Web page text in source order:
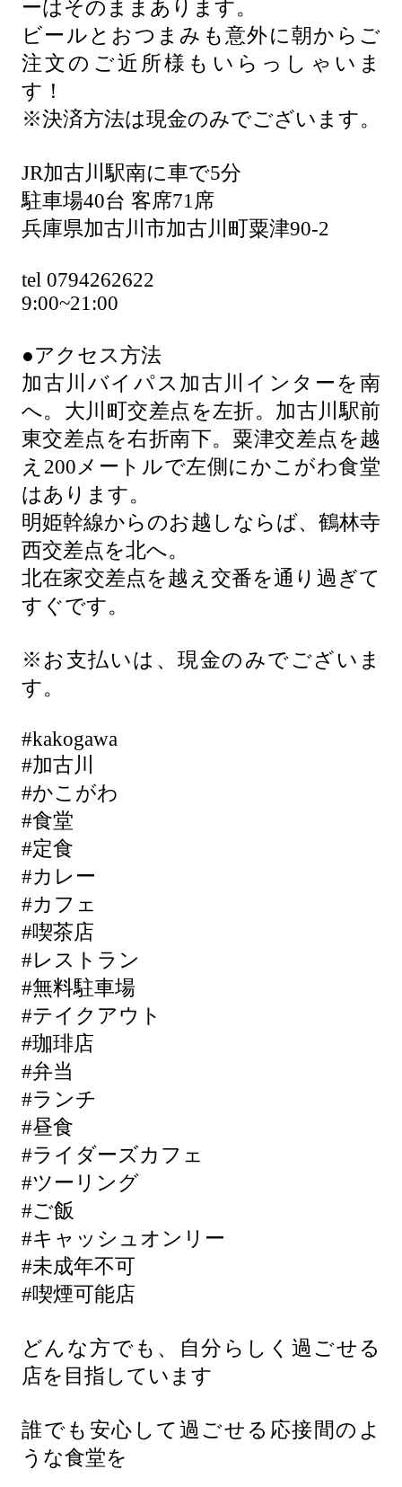
ーはそのままあります。
ビールとおつまみも意外に朝からご
注文のご近所様もいらっしゃいま
す！
※決済方法は現金のみでございます。
JR加古川駅南に車で5分
駐車場40台 客席71席
兵庫県加古川市加古川町粟津90-2
tel 0794262622
9:00~21:00
●アクセス方法
加古川バイパス加古川インターを南
へ。大川町交差点を左折。加古川駅前
東交差点を右折南下。粟津交差点を越
え200メートルで左側にかこがわ食堂
はあります。
明姫幹線からのお越しならば、鶴林寺
西交差点を北へ。
北在家交差点を越え交番を通り過ぎて
すぐです。
※お支払いは、現金のみでございま
す。
#kakogawa
#加古川
#かこがわ
#食堂
#定食
#カレー
#カフェ
#喫茶店
#レストラン
#無料駐車場
#テイクアウト
#珈琲店
#弁当
#ランチ
#昼食
#ライダーズカフェ
#ツーリング
#ご飯
#キャッシュオンリー
#未成年不可
#喫煙可能店
どんな方でも、自分らしく過ごせる
店を目指しています
誰でも安心して過ごせる応接間のよ
うな食堂を